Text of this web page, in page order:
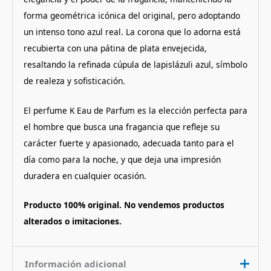
forma geométrica icónica del original, pero adoptando
un intenso tono azul real. La corona que lo adorna está
recubierta con una pátina de plata envejecida,
resaltando la refinada cúpula de lapislázuli azul, símbolo
de realeza y sofisticación.
El perfume K Eau de Parfum es la elección perfecta para
el hombre que busca una fragancia que refleje su
carácter fuerte y apasionado, adecuada tanto para el
día como para la noche, y que deja una impresión
duradera en cualquier ocasión.
Producto 100% original. No vendemos productos
alterados o imitaciones.
Información adicional